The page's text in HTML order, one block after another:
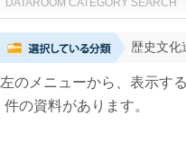
DATAROOM CATEGORY SEARCH
歴史文化
左のメニューから、表示す
件の資料があります。